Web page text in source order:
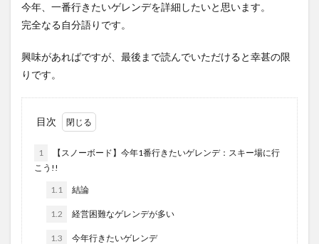
今年、一番行きたいゲレンデを詳細したいと思います。
完全なる自分語りです。
興味があればですが、最後まで読んでいただけると幸甚の限
りです。
目次
1
【スノーボード】今年1番行きたいゲレンデ：スキー場に行
こう!!
1.1 結論
1.2 経営困難なゲレンデが多い
1.3 今年行きたいゲレンデ